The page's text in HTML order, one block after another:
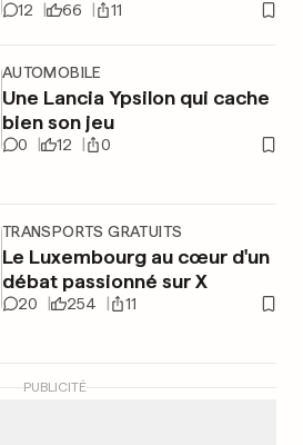
12 66 11
AUTOMOBILE
Une Lancia Ypsilon qui cache
bien son jeu
0 12 0
TRANSPORTS GRATUITS
Le Luxembourg au cœur d'un
débat passionné sur X
20 254 11
PUBLICITÉ